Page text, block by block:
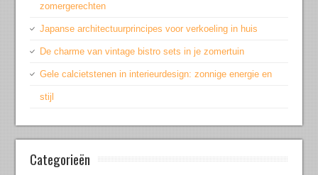
zomergerechten
Japanse architectuurprincipes voor verkoeling in huis
De charme van vintage bistro sets in je zomertuin
Gele calcietstenen in interieurdesign: zonnige energie en
stijl
Categorieën